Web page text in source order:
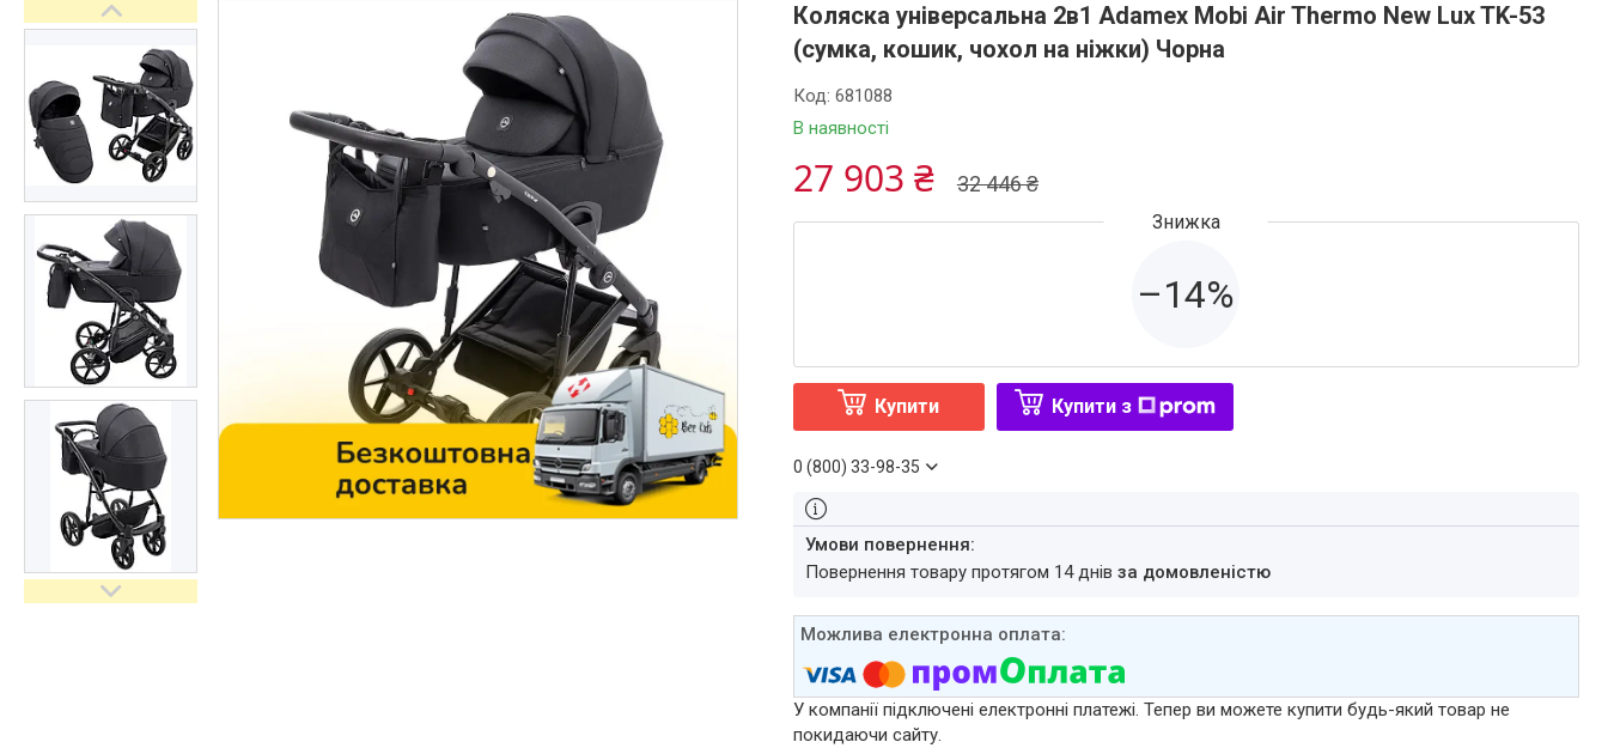
Документи
Контакти
Коляска універсальна 2в1 Adamex Mobi Air Thermo New Lux TK-53
(сумка, кошик, чохол на ніжки) Чорна
В наявності
Код: 681088
32 446 ₴
27 903 ₴
–14%
Купити Купити з
0 (800) 33-98-35
повернення товару протягом 14 днів за домовленістю
У компанії підключені електронні платежі. Тепер ви можете купити будь-який товар не
покидаючи сайту.